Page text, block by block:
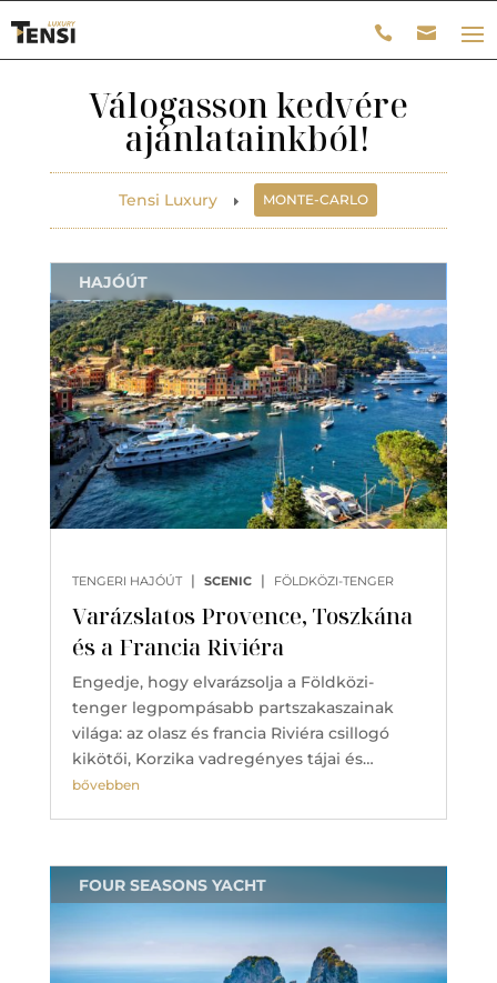
Válogasson kedvére
ajánlatainkból!
Tensi Luxury E MONTE-CARLO
Varázslatos Provence, Toszkána
és a Francia Riviéra
TENGERI HAJÓÚT | SCENIC | FÖLDKÖZI-TENGER
HAJÓÚT
Engedje, hogy elvarázsolja a Földközi-
tenger legpompásabb partszakaszainak
világa: az olasz és francia Riviéra csillogó
kikötői, Korzika vadregényes tájai és…
bővebben
FOUR SEASONS YACHT